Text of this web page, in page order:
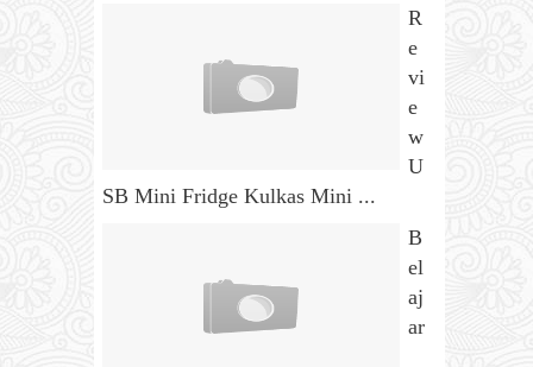
R
e
vi
e
w
U
SB Mini Fridge Kulkas Mini ...
B
el
aj
ar